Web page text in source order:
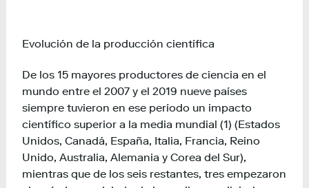
Evolución de la producción científica
De los 15 mayores productores de ciencia en el
mundo entre el 2007 y el 2019 nueve países
siempre tuvieron en ese período un impacto
científico superior a la media mundial (1) (Estados
Unidos, Canadá, España, Italia, Francia, Reino
Unido, Australia, Alemania y Corea del Sur),
mientras que de los seis restantes, tres empezaron